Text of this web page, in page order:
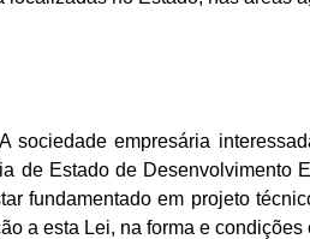
sociedade empresária
de Estado de Desenvolvimento
fundamentado em projeto
a esta Lei, na forma e